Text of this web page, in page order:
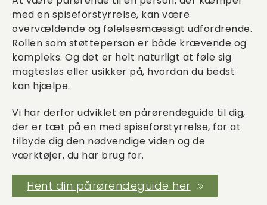
med en spiseforstyrrelse, kan være
overvældende og følelsesmæssigt udfordrende.
Rollen som støtteperson er både krævende og
kompleks. Og det er helt naturligt at føle sig
magtesløs eller usikker på, hvordan du bedst
kan hjælpe.
Vi har derfor udviklet en pårørendeguide til dig,
der er tæt på en med spiseforstyrrelse, for at
tilbyde dig den nødvendige viden og de
værktøjer, du har brug for.
Hent din pårørendeguide her